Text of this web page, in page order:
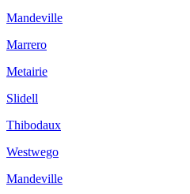
Mandeville
Marrero
Metairie
Slidell
Thibodaux
Westwego
Mandeville